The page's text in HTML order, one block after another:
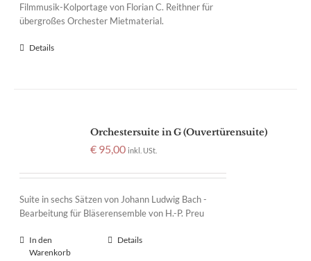
Filmmusik-Kolportage von Florian C. Reithner für
übergroßes Orchester Mietmaterial.
Details
Orchestersuite in G (Ouvertürensuite)
€ 95,00 inkl. USt.
Suite in sechs Sätzen von Johann Ludwig Bach -
Bearbeitung für Bläserensemble von H.-P. Preu
In den
Warenkorb
Details